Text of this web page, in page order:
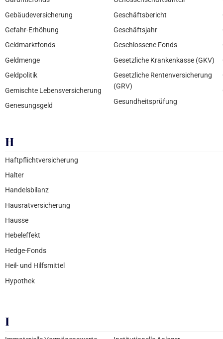
Gebäudeversicherung
Gefahr-Erhöhung
Geldmarktfonds
Geldmenge
Geldpolitik
Gemischte Lebensversicherung
Genesungsgeld
Geschäftsbericht
Geschäftsjahr
Geschlossene Fonds
Gesetzliche Krankenkasse (GKV)
Gesetzliche Rentenversicherung
(GRV)
Gesundheitsprüfung
H
Haftpflichtversicherung
Halter
Handelsbilanz
Hausratversicherung
Hausse
Hebeleffekt
Hedge-Fonds
Heil- und Hilfsmittel
Hypothek
I